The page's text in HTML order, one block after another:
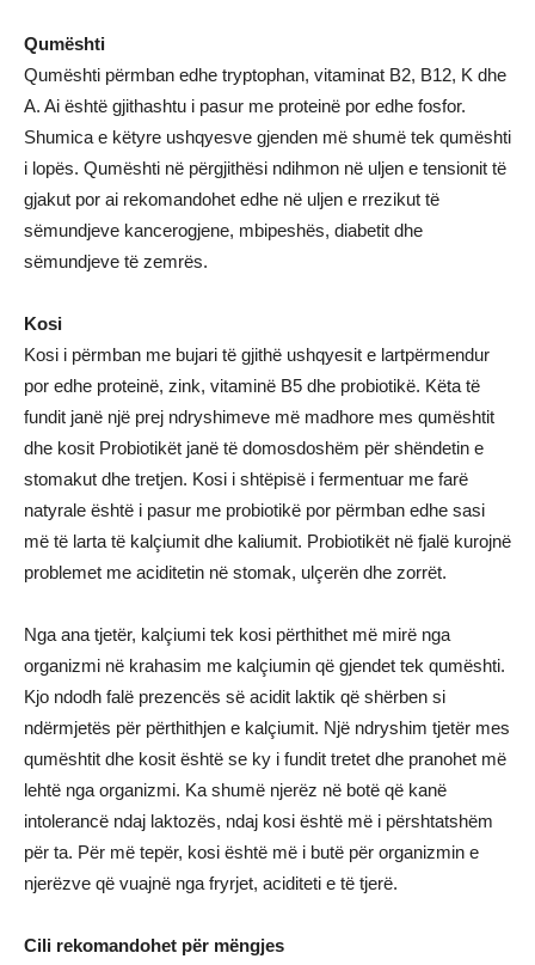
Qumështi
Qumështi përmban edhe tryptophan, vitaminat B2, B12, K dhe
A. Ai është gjithashtu i pasur me proteinë por edhe fosfor.
Shumica e këtyre ushqyesve gjenden më shumë tek qumështi
i lopës. Qumështi në përgjithësi ndihmon në uljen e tensionit të
gjakut por ai rekomandohet edhe në uljen e rrezikut të
sëmundjeve kancerogjene, mbipeshës, diabetit dhe
sëmundjeve të zemrës.
Kosi
Kosi i përmban me bujari të gjithë ushqyesit e lartpërmendur
por edhe proteinë, zink, vitaminë B5 dhe probiotikë. Këta të
fundit janë një prej ndryshimeve më madhore mes qumështit
dhe kosit Probiotikët janë të domosdoshëm për shëndetin e
stomakut dhe tretjen. Kosi i shtëpisë i fermentuar me farë
natyrale është i pasur me probiotikë por përmban edhe sasi
më të larta të kalçiumit dhe kaliumit. Probiotikët në fjalë kurojnë
problemet me aciditetin në stomak, ulçerën dhe zorrët.
Nga ana tjetër, kalçiumi tek kosi përthithet më mirë nga
organizmi në krahasim me kalçiumin që gjendet tek qumështi.
Kjo ndodh falë prezencës së acidit laktik që shërben si
ndërmjetës për përthithjen e kalçiumit. Një ndryshim tjetër mes
qumështit dhe kosit është se ky i fundit tretet dhe pranohet më
lehtë nga organizmi. Ka shumë njerëz në botë që kanë
intolerancë ndaj laktozës, ndaj kosi është më i përshtatshëm
për ta. Për më tepër, kosi është më i butë për organizmin e
njerëzve që vuajnë nga fryrjet, aciditeti e të tjerë.
Cili rekomandohet për mëngjes